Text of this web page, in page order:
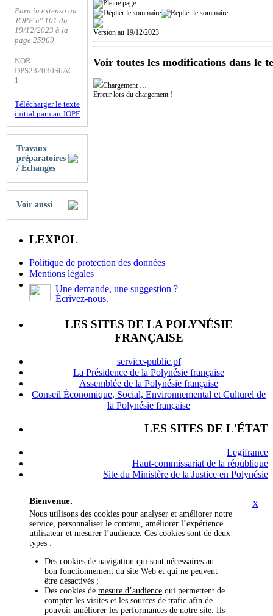
Paru in extenso au
JOPF n° 101 du
19/12/2023 à la
page 25969
NOR :
DPS232030S6AC-
1
Télécharger le texte
initial paru au JOPF
Travaux
préparatoires
/ Échanges
Voir aussi
Version au 19/12/2023
Voir toutes les modifications dans le
Chargement …
Erreur lors du chargement !
LEXPOL
Politique de protection des données
Mentions légales
Une demande, une suggestion ?
Écrivez-nous.
LES SITES DE LA POLYNÉSIE
FRANÇAISE
service-public.pf
La Présidence de la Polynésie française
Assemblée de la Polynésie française
Conseil Économique, Social, Environnemental et Culturel de
la Polynésie française
LES SITES DE L'ÉTAT
Legifrance
Haut-commissariat de la république
Site du Ministère de la Justice en Polynésie
X
Bienvenue.
Nous utilisons des cookies pour analyser et améliorer notre
service, personnaliser le contenu, améliorer l’expérience
utilisateur et mesurer l’audience. Ces cookies sont de deux
types :
Des cookies de navigation qui sont nécessaires au
bon fonctionnement du site Web et qui ne peuvent
être désactivés ;
Des cookies de mesure d’audience qui permettent de
compter les visites et les sources de trafic afin de
pouvoir améliorer les performances de notre site. Ils